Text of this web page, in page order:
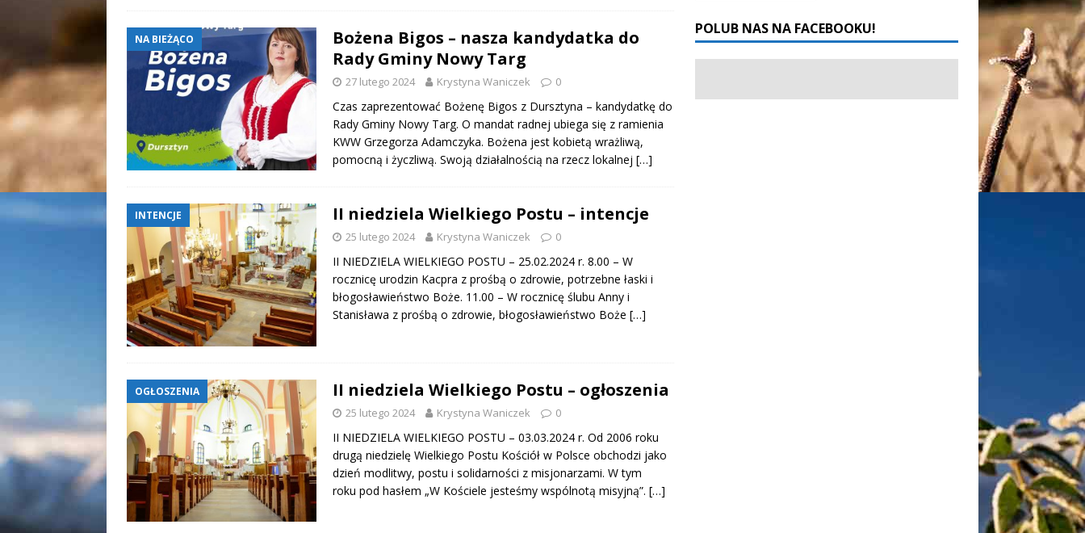
NA BIEŻĄCO
Bożena Bigos – nasza kandydatka do
Rady Gminy Nowy Targ
27 lutego 2024 Krystyna Waniczek 0
Czas zaprezentować Bożenę Bigos z Dursztyna – kandydatkę do
Rady Gminy Nowy Targ. O mandat radnej ubiega się z ramienia
KWW Grzegorza Adamczyka. Bożena jest kobietą wrażliwą,
pomocną i życzliwą. Swoją działalnością na rzecz lokalnej […]
INTENCJE II niedziela Wielkiego Postu – intencje
25 lutego 2024 Krystyna Waniczek 0
II NIEDZIELA WIELKIEGO POSTU – 25.02.2024 r. 8.00 – W
rocznicę urodzin Kacpra z prośbą o zdrowie, potrzebne łaski i
błogosławieństwo Boże. 11.00 – W rocznicę ślubu Anny i
Stanisława z prośbą o zdrowie, błogosławieństwo Boże […]
OGŁOSZENIA II niedziela Wielkiego Postu – ogłoszenia
25 lutego 2024 Krystyna Waniczek 0
II NIEDZIELA WIELKIEGO POSTU – 03.03.2024 r. Od 2006 roku
drugą niedzielę Wielkiego Postu Kościół w Polsce obchodzi jako
dzień modlitwy, postu i solidarności z misjonarzami. W tym
roku pod hasłem „W Kościele jesteśmy wspólnotą misyjną”. […]
POLUB NAS NA FACEBOOKU!